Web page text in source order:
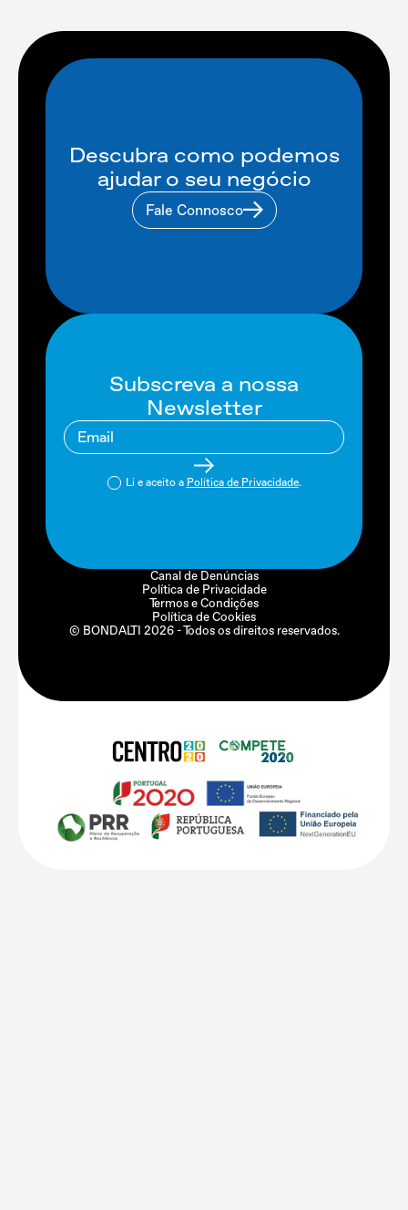
Descubra como podemos
ajudar o seu negócio
Fale Connosco
Subscreva a nossa
Newsletter
Li e aceito a Política de Privacidade.
© BONDALTI 2026- Todos os direitos reservados.
Canal de Denúncias
Política de Privacidade
Termos e Condições
Política de Cookies